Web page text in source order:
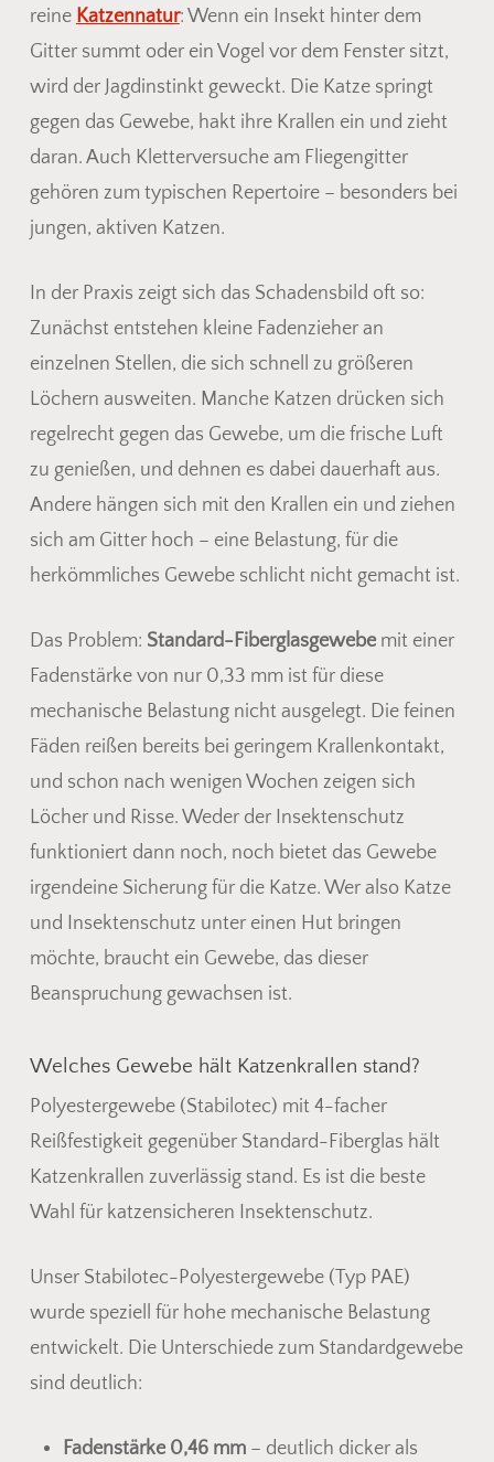
reine Katzennatur: Wenn ein Insekt hinter dem
Gitter summt oder ein Vogel vor dem Fenster sitzt,
wird der Jagdinstinkt geweckt. Die Katze springt
gegen das Gewebe, hakt ihre Krallen ein und zieht
daran. Auch Kletterversuche am Fliegengitter
gehören zum typischen Repertoire – besonders bei
jungen, aktiven Katzen.
In der Praxis zeigt sich das Schadensbild oft so:
Zunächst entstehen kleine Fadenzieher an
einzelnen Stellen, die sich schnell zu größeren
Löchern ausweiten. Manche Katzen drücken sich
regelrecht gegen das Gewebe, um die frische Luft
zu genießen, und dehnen es dabei dauerhaft aus.
Andere hängen sich mit den Krallen ein und ziehen
sich am Gitter hoch – eine Belastung, für die
herkömmliches Gewebe schlicht nicht gemacht ist.
Das Problem: Standard-Fiberglasgewebemit einer
Fadenstärke von nur 0,33 mm ist für diese
mechanische Belastung nicht ausgelegt. Die feinen
Fäden reißen bereits bei geringem Krallenkontakt,
und schon nach wenigen Wochen zeigen sich
Löcher und Risse. Weder der Insektenschutz
funktioniert dann noch, noch bietet das Gewebe
irgendeine Sicherung für die Katze. Wer also Katze
und Insektenschutz unter einen Hut bringen
möchte, braucht ein Gewebe, das dieser
Beanspruchung gewachsen ist.
Welches Gewebe hält Katzenkrallen stand?
Polyestergewebe (Stabilotec) mit 4-facher
Reißfestigkeit gegenüber Standard-Fiberglas hält
Katzenkrallen zuverlässig stand. Es ist die beste
Wahl für katzensicheren Insektenschutz.
Unser Stabilotec-Polyestergewebe (Typ PAE)
wurde speziell für hohe mechanische Belastung
entwickelt. Die Unterschiede zum Standardgewebe
sind deutlich:
Fadenstärke 0,46 mm– deutlich dicker als